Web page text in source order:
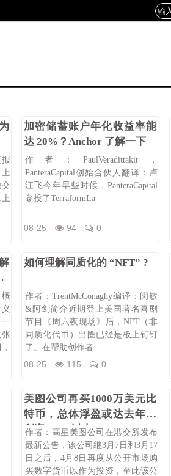
加密储蓄账户年化收益率能
达 20%？Anchor 了解一下
作者：PaulVeradittakit，
PanteraCapital创始合伙人翻译：卢
江飞今年早些时候，PanteraCapital
参投了TerraformLa
08-25 94 0
如何理解同质化的 “NFT” ?
作者：TrentMcConaghy编译：闵敏
&阿剑简介近期登上美国著名喜剧
节目《周六夜现场》后，NFT（非
同质化代币）出圈已经是板上钉钉
了。在帮助创作者
08-25 115 0
美图公司再买1000万美元比
特币，总体浮盈或达去年净
利润200%以上
作者：高星美图公司在港交所发布
最新公告，该公司继3月7日和3月17
日之后，4月8日再度从公开市场购
买数字货币以作为投资，至此该公